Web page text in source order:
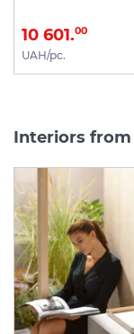
10 601.00
UAH/pc.
Interiors from